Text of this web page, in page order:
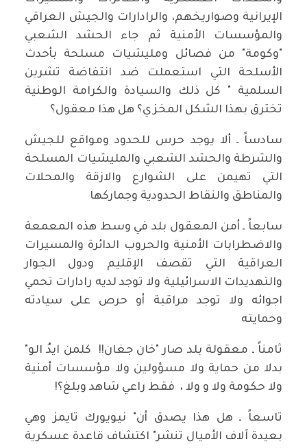
الإيرانية وصواريخهم، والرادارات والجيش العراقي
والمؤسسات الأمنية ثم جاء الحشد الشعبي
"وكومة" من فصائل ومليشيات مسلحة بأحدث
الأسلحة التي استعملت ضد انتفاضة تشرين
السلمية " كل ذلك والسيادة والكرامة الوطنية
تخترق بهذا الشكل المخزي؟ هل هذا معقول؟
سادساً ـ ألا يوجد حرس للحدود ومواقع للجيش
والشرطة والحشد الشعبي والمليشيات المسلحة
التي تهيمن على الشوارع والازقة والمحلات
والمناطق والنقاط الحدودية وجماركها
سابعاً ـ أمن المعقول بلد في وسط هذه المعمعة
والاضطرابات الأمنية والحروب الدائرة والمسيرات
العراقية التي تقصف الإقليم ودول الجوار
والتهديدات الاسرائيلية ولا توجد لديه رادارات تحمي
اجوائه ولا توجد مراقبة أو حرص على سيادته
وحمايته
ثامناً ـ معقولة بلد صار "خان جغان!! كلمن ايدُ الو"
بدلا من حماية ولا مسؤولين ولا مؤسسات أمنية
ولا حكومة ولا و ولا ، فقط راعي شاهد وبلغ؟!
تاسعاً ـ هل هذا يصدق أن" نيويورك تايمز وهي
بعيدة آلاف الأميال تنشر" اكتشاف قاعدة عسكرية